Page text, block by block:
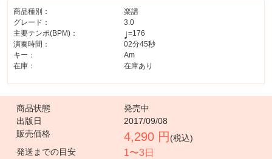
商品種別：
楽譜
グレード：
3.0
主要テンポ(BPM)：
=176
演奏時間：
02分45秒
キー：
Am
在庫：
在庫あり
商品状態
発売中
出版日
2017/09/08
販売価格
4,290 円 (税込)
発送までの目安
1〜3日